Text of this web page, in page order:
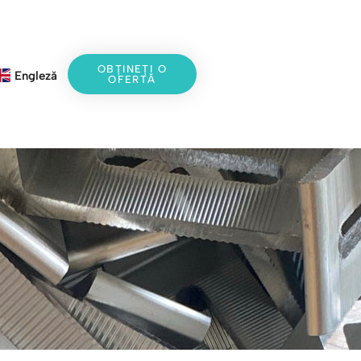
Engleză
OBȚINEȚI O
OFERTĂ